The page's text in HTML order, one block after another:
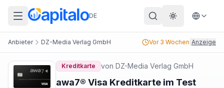
DE Theme
Anbieter DZ-Media Verlag GmbH Vor 3 Wochen Anzeige
Kreditkarte von DZ-Media Verlag GmbH
awa7® Visa Kreditkarte im Test